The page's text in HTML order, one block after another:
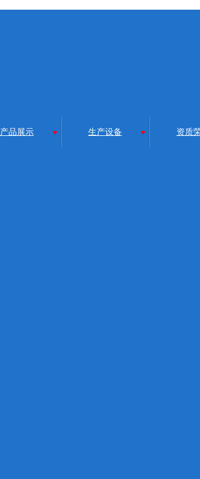
产品展示 生产设备 资质